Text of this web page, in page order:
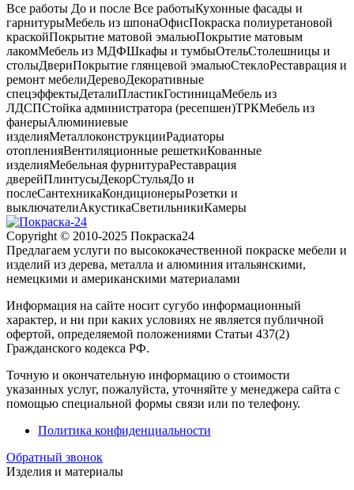
Все работы До и после Все работыКухонные фасады и
гарнитурыМебель из шпонаОфисПокраска полиуретановой
краскойПокрытие матовой эмальюПокрытие матовым
лакомМебель из МДФШкафы и тумбыОтельСтолешницы и
столыДвериПокрытие глянцевой эмальюСтеклоРеставрация и
ремонт мебелиДеревоДекоративные
спецэффектыДеталиПластикГостиницаМебель из
ЛДСПСтойка администратора (ресепшен)ТРКМебель из
фанерыАлюминиевые
изделияМеталлоконструкцииРадиаторы
отопленияВентиляционные решеткиКованные
изделияМебельная фурнитураРеставрация
дверейПлинтусыДекорСтульяДо и
послеСантехникаКондиционерыРозетки и
выключателиАкустикаСветильникиКамеры
Copyright © 2010-2025 Покраска24
Предлагаем услуги по высококачественной покраске мебели и
изделий из дерева, металла и алюминия итальянскими,
немецкими и американскими материалами
Информация на сайте носит сугубо информационный
характер, и ни при каких условиях не является публичной
офертой, определяемой положениями Статьи 437(2)
Гражданского кодекса РФ.
Точную и окончательную информацию о стоимости
указанных услуг, пожалуйста, уточняйте у менеджера сайта с
помощью специальной формы связи или по телефону.
Политика конфиденциальности
Обратный звонок
Изделия и материалы